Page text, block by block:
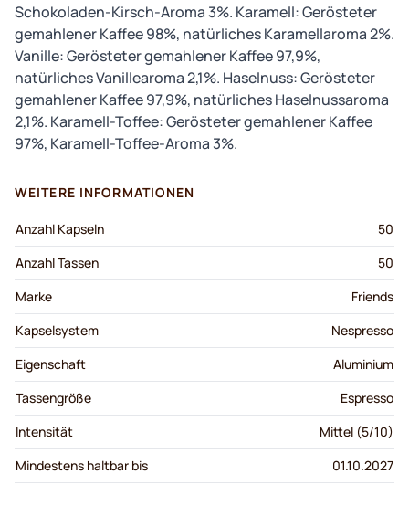
Schokoladen-Kirsch-Aroma 3%. Karamell: Gerösteter
gemahlener Kaffee 98%, natürliches Karamellaroma 2%.
Vanille: Gerösteter gemahlener Kaffee 97,9%,
natürliches Vanillearoma 2,1%. Haselnuss: Gerösteter
gemahlener Kaffee 97,9%, natürliches Haselnussaroma
2,1%. Karamell-Toffee: Gerösteter gemahlener Kaffee
97%, Karamell-Toffee-Aroma 3%.
WEITERE INFORMATIONEN
Anzahl Kapseln
50
Anzahl Tassen
50
Marke
Friends
Kapselsystem
Nespresso
Eigenschaft
Aluminium
Tassengröße
Espresso
Intensität
Mittel (5/10)
Mindestens haltbar bis
01.10.2027